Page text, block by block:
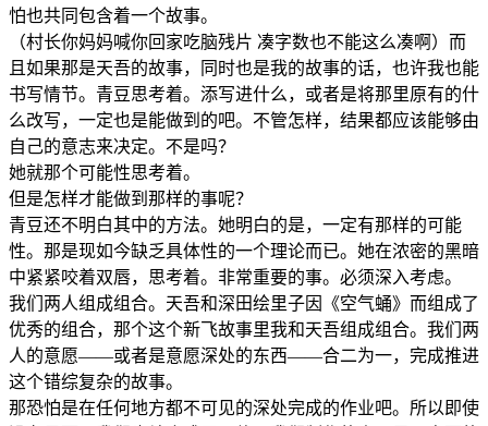
怕也共同包含着一个故事。
（村长你妈妈喊你回家吃脑残片 凑字数也不能这么凑啊）而
且如果那是天吾的故事，同时也是我的故事的话，也许我也能
书写情节。青豆思考着。添写进什么，或者是将那里原有的什
么改写，一定也是能做到的吧。不管怎样，结果都应该能够由
自己的意志来决定。不是吗？
她就那个可能性思考着。
但是怎样才能做到那样的事呢？
青豆还不明白其中的方法。她明白的是，一定有那样的可能
性。那是现如今缺乏具体性的一个理论而已。她在浓密的黑暗
中紧紧咬着双唇，思考着。非常重要的事。必须深入考虑。
我们两人组成组合。天吾和深田绘里子因《空气蛹》而组成了
优秀的组合，那个这个新飞故事里我和天吾组成组合。我们两
人的意愿——或者是意愿深处的东西——合二为一，完成推进
这个错综复杂的故事。
那恐怕是在任何地方都不可见的深处完成的作业吧。所以即使